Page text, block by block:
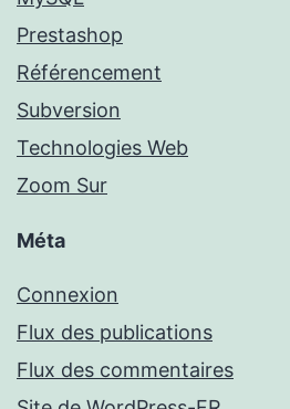
Prestashop
Référencement
Subversion
Technologies Web
Zoom Sur
Méta
Connexion
Flux des publications
Flux des commentaires